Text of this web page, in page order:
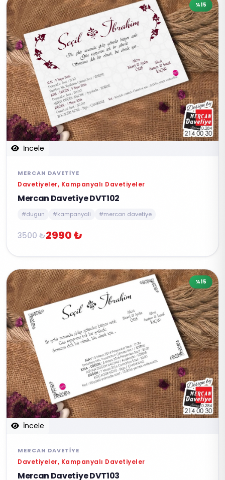
İncele
%15
MERCAN DAVETIYE
Davetiyeler, Kampanyalı Davetiyeler
Mercan Davetiye DVT102
#dugun #kampanyali #mercan davetiye
3500 ₺2990 ₺
İncele
%15
MERCAN DAVETIYE
Davetiyeler, Kampanyalı Davetiyeler
Mercan Davetiye DVT103